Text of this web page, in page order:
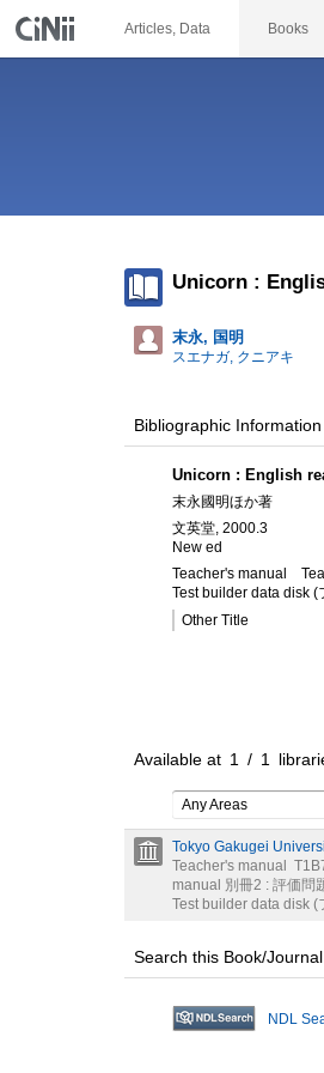
Articles, Data Books
Unicorn :
末永, 国明
スエナガ, クニアキ
Bibliographic Information
Unicorn : English
末永國明ほか著
文英堂, 2000.3
New ed
Teacher's manual
Test builder data disk (
Other Title
Available at 1 / 1
Any Areas
Tokyo Gakugei
Teacher's manual
manual 別冊2 : 評価問
Test builder data disk (
Search this Book/Journal
NDL